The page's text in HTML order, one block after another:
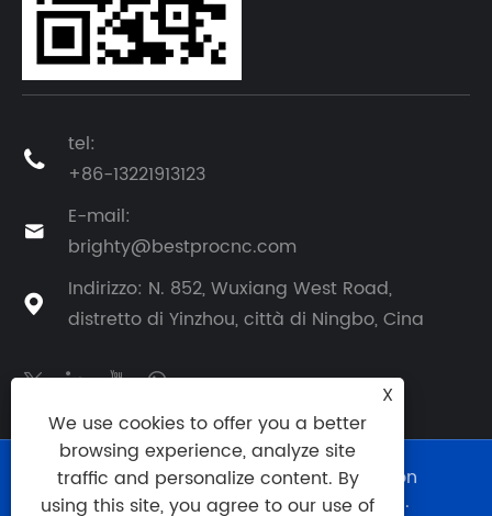

tel:
+86-13221913123

E-mail:
brighty@bestprocnc.com

Indirizzo: N. 852, Wuxiang West Road,
distretto di Yinzhou, città di Ningbo, Cina
Copyright © 2025 BestPro (Ningbo) Precision
Manufacturing Co., Ltd. Tutti i diritti riservati.
X
We use cookies to offer you a better
browsing experience, analyze site
traffic and personalize content. By
using this site, you agree to our use of